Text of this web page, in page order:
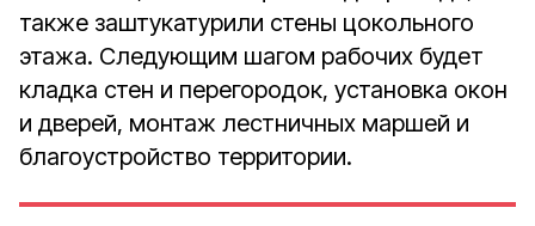
также заштукатурили стены цокольного
этажа. Следующим шагом рабочих будет
кладка стен и перегородок, установка окон
и дверей, монтаж лестничных маршей и
благоустройство территории.